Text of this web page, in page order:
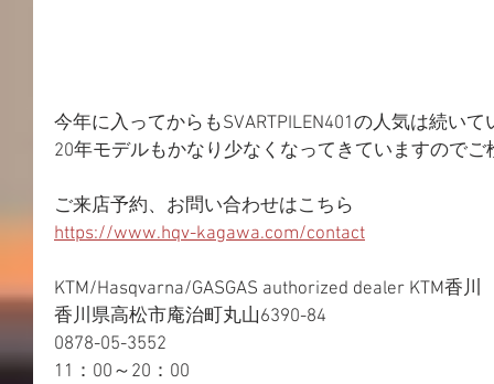
今年に入ってからもSVARTPILEN401の人気は続いて
20年モデルもかなり少なくなってきていますので
ご来店予約、お問い合わせはこちら
https://www.hqv-kagawa.com/contact
KTM/Hasqvarna/GASGAS authorized dealer KTM香川
香川県高松市庵治町丸山6390-84
0878-05-3552
11：00～20：00